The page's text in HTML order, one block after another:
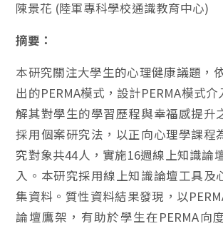
陳景花 (陸軍專科學校通識教育中心)
摘要：
本研究關注大學生的心理健康議題，
出的PERMA模式，設計PERMA模式
解其對學生的學習歷程與幸福感提升
採用個案研究法，以正向心理學課程
究對象共44人，實施16週線上知識論
入。本研究採用線上知識論壇工具及
集資料。質性資料結果發現，以
論壇鷹架，有助於學生在PERMA向